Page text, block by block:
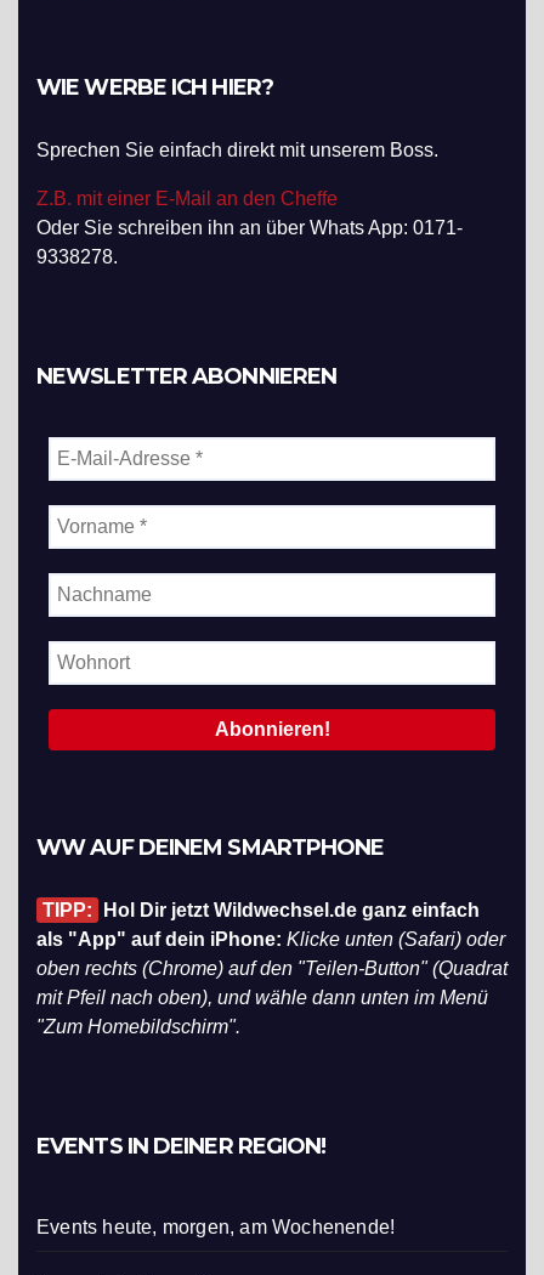
WIE WERBE ICH HIER?
Sprechen Sie einfach direkt mit unserem Boss.
Z.B. mit einer E-Mail an den Cheffe
Oder Sie schreiben ihn an über Whats App: 0171-
9338278.
NEWSLETTER ABONNIEREN
WW AUF DEINEM SMARTPHONE
TIPP:
Hol Dir jetzt Wildwechsel.de ganz einfach
als "App" auf dein iPhone: Klicke unten (Safari) oder
oben rechts (Chrome) auf den "Teilen-Button" (Quadrat
mit Pfeil nach oben), und wähle dann unten im Menü
"Zum Homebildschirm".
EVENTS IN DEINER REGION!
Events heute, morgen, am Wochenende!